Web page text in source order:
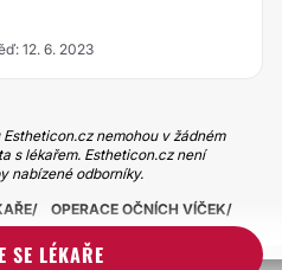
12. 6. 2023
nemohou v žádném
s lékařem. Estheticon.cz není
nabízené odborníky.
SE LÉKAŘE
OPERACE OČNÍCH VÍČEK